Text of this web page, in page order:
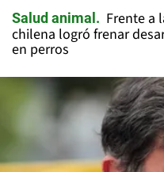
Salud animal
Frente a
chilena logró frenar
en perros